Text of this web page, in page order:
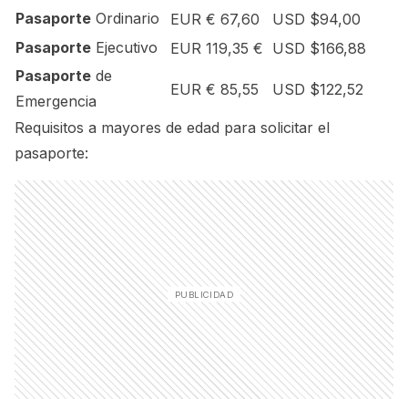
Pasaporte Ordinario EUR € 67,60
USD $94,00
Pasaporte Ejecutivo EUR 119,35 € USD $166,88
Pasaporte de
Emergencia
EUR € 85,55 USD $122,52
Requisitos a mayores de edad para solicitar el
pasaporte: